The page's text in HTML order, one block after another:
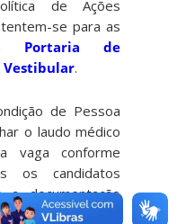
de Ações
se para as
Portaria de
Vestibular.
de Pessoa
o laudo médico
vaga conforme
os candidatos
a documentação
de 2018 no